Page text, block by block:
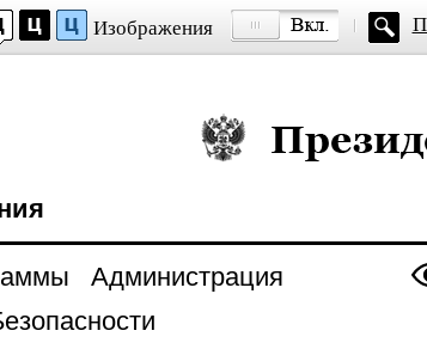
Изображения
Президент России
Администрация